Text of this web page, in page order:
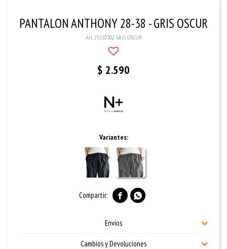
PANTALON ANTHONY 28-38 - GRIS OSCUR
25210302 GRIS OSCUR
$ 2.590
Variantes:
 
Envíos
Cambios y Devoluciones